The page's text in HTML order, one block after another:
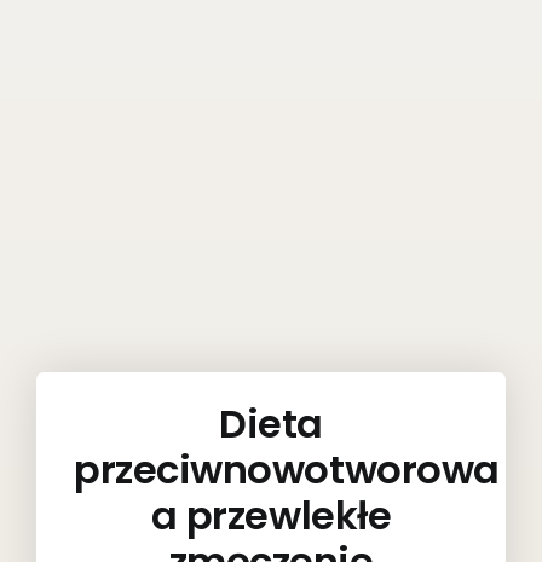
Dieta
przeciwnowotworowa
a przewlekłe